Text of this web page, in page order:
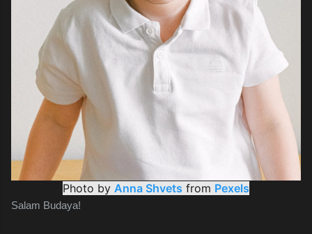
Photo by Anna Shvets from Pexels
Salam Budaya!